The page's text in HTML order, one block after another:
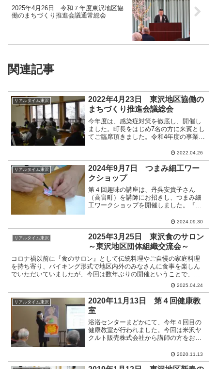
2025年4月26日 令和７年度東沢地区協
働のまちづくり推進会議通常総会
関連記事
リアルタイム東沢
2022年4月23日 東沢地区協働の
まちづくり推進会議総会
今年度は、感染症対策を徹底し、開催し
ました。町長をはじめ7名の方に来賓とし
てご臨席頂きました。令和4年度の事業計
2022.04.26
リアルタイム東沢
2024年9月7日 つまみ細工ワー
クショップ
第４回趣味の講座は、丹呉安貴子さん
（高畠町）を講師にお招きし、つまみ細
工ワークショップを開催しました。『つ
な～。』というお声をお聞きし、今回は
初心者でも簡単に制作できるよう、おひ
とりずつキットとしてご用意...
2024.09.30
リアルタイム東沢
2025年3月25日 東沢食のサロン
～東沢地区団体組織交流会～
コロナ禍以前に『食のサロン』として伝統料理やご自慢の家庭料理
を持ち寄り、バイキング形式で地区内外のみなさんに食事を楽しん
でいただいていましたが、今回は数年ぶりの開催ということで、東
沢地区ボランティア会、川西町更生保護女性会東沢地区、川西町2025.04.24
リアルタイム東沢
2020年11月13日 第４回健康教
室
浴浴センターまどかにて、今年４回目の
健康教室が行われました。今回は米沢ヤ
クルト販売株式会社から講師の方をお招
をテーマに講演いただきました。腸は体
にとって大切な役割を果たしていること
2020.11.13